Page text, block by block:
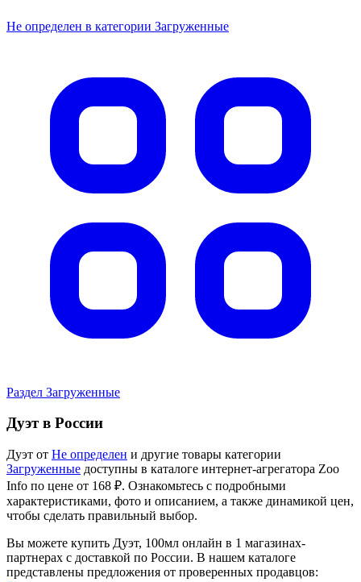
Не определен в категории Загруженные
Раздел Загруженные
Дуэт в России
Дуэт от Не определен и другие товары категории
Загруженные доступны в каталоге интернет-агрегатора Zoo
Info по цене от 168 ₽. Ознакомьтесь с подробными
характеристиками, фото и описанием, а также динамикой цен,
чтобы сделать правильный выбор.
Вы можете купить Дуэт, 100мл онлайн в 1 магазинах-
партнерах с доставкой по России. В нашем каталоге
представлены предложения от проверенных продавцов: